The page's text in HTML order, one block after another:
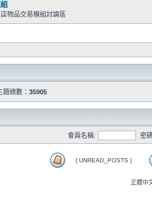
物品交易模組討論區
題總數： 35905
會員名稱: 密
{ UNREAD_POSTS }
正體中